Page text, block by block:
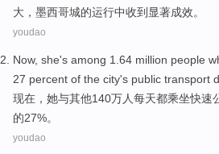
大 ，墨西哥城的运行中收到显著成效。
youdao
Now, she's among 1.64 million people
27 percent of the city's public transport
现在 ， 她与其他140万人每天都乘坐快速
的27%。
youdao